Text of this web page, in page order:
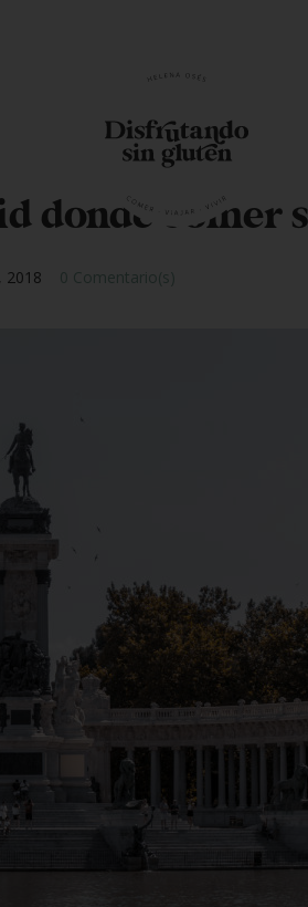
donde comer
2018 0 Comentario(s)